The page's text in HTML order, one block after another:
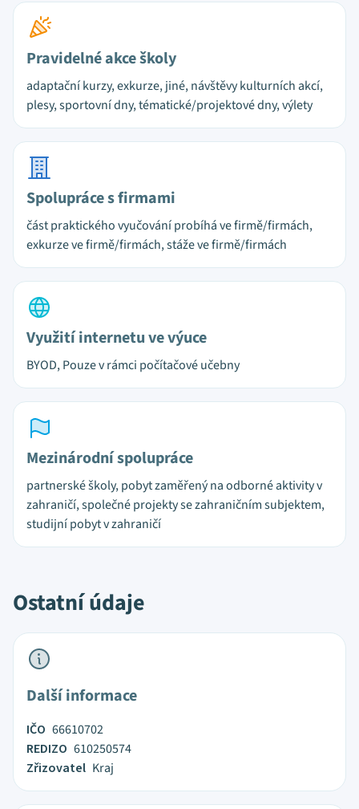
Pravidelné akce školy
adaptační kurzy, exkurze, jiné, návštěvy kulturních akcí,
plesy, sportovní dny, tématické/projektové dny, výlety
Spolupráce s firmami
část praktického vyučování probíhá ve firmě/firmách,
exkurze ve firmě/firmách, stáže ve firmě/firmách
Využití internetu ve výuce
BYOD, Pouze v rámci počítačové učebny
Mezinárodní spolupráce
partnerské školy, pobyt zaměřený na odborné aktivity v
zahraničí, společné projekty se zahraničním subjektem,
studijní pobyt v zahraničí
Ostatní údaje
Další informace
IČO 66610702
REDIZO 610250574
Zřizovatel Kraj